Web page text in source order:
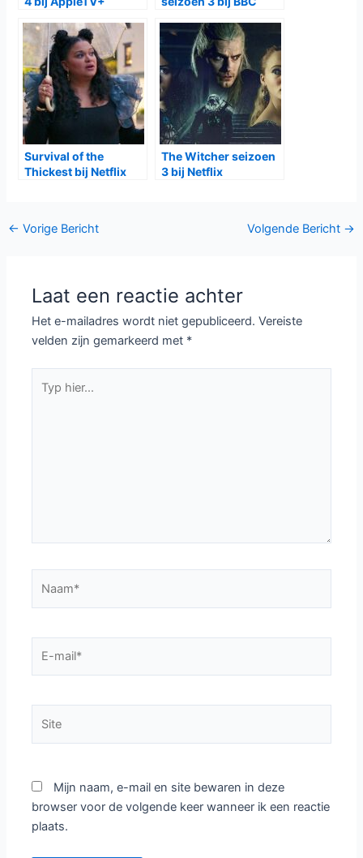
Survival of the
Thickest bij Netflix
The Witcher seizoen
3 bij Netflix
Bericht
← Vorige Bericht Volgende Bericht →
Laat een reactie achter
Het e-mailadres wordt niet gepubliceerd. Vereiste
velden zijn gemarkeerd met *
hier...
Mijn naam, e-mail en site bewaren in deze
browser voor de volgende keer wanneer ik een reactie
plaats.